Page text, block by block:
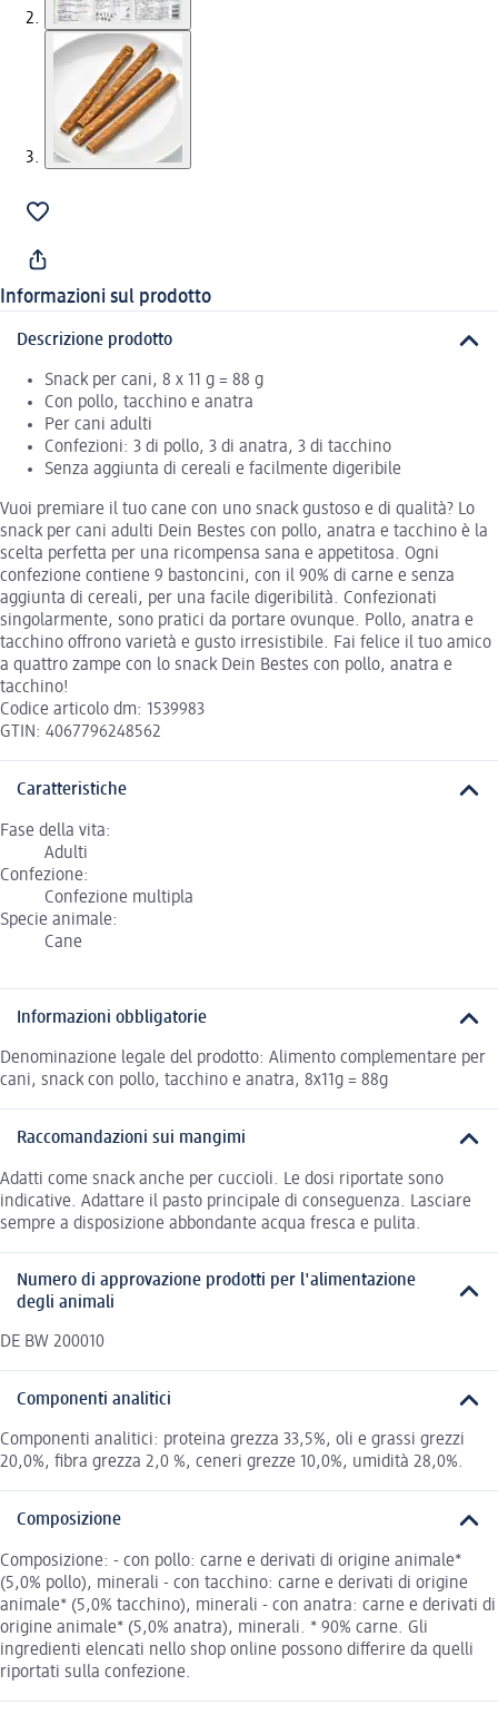
Informazioni sul prodotto
Descrizione prodotto
Snack per cani, 8 x 11 g = 88 g
Con pollo, tacchino e anatra
Per cani adulti
Confezioni: 3 di pollo, 3 di anatra, 3 di tacchino
Senza aggiunta di cereali e facilmente digeribile
Vuoi premiare il tuo cane con uno snack gustoso e di qualità? Lo
snack per cani adulti Dein Bestes con pollo, anatra e tacchino è la
scelta perfetta per una ricompensa sana e appetitosa. Ogni
confezione contiene 9 bastoncini, con il 90% di carne e senza
aggiunta di cereali, per una facile digeribilità. Confezionati
singolarmente, sono pratici da portare ovunque. Pollo, anatra e
tacchino offrono varietà e gusto irresistibile. Fai felice il tuo amico
a quattro zampe con lo snack Dein Bestes con pollo, anatra e
tacchino!
Codice articolo dm: 1539983
GTIN: 4067796248562
Caratteristiche
Fase della vita:
Adulti
Confezione:
Confezione multipla
Specie animale:
Cane
Informazioni obbligatorie
Denominazione legale del prodotto: Alimento complementare per
cani, snack con pollo, tacchino e anatra, 8x11g = 88g
Raccomandazioni sui mangimi
Adatti come snack anche per cuccioli. Le dosi riportate sono
indicative. Adattare il pasto principale di conseguenza. Lasciare
sempre a disposizione abbondante acqua fresca e pulita.
Numero di approvazione prodotti per l'alimentazione
degli animali
DE BW 200010
Componenti analitici
Componenti analitici: proteina grezza 33,5%, oli e grassi grezzi
20,0%, fibra grezza 2,0 %, ceneri grezze 10,0%, umidità 28,0%.
Composizione
Composizione: - con pollo: carne e derivati di origine animale*
(5,0% pollo), minerali - con tacchino: carne e derivati di origine
animale* (5,0% tacchino), minerali - con anatra: carne e derivati di
origine animale* (5,0% anatra), minerali. * 90% carne. Gli
ingredienti elencati nello shop online possono differire da quelli
riportati sulla confezione.